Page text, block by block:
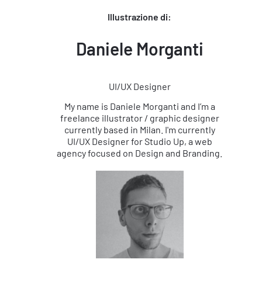
Illustrazione di:
Daniele Morganti
UI/UX Designer
My name is Daniele Morganti and I’m a
freelance illustrator / graphic designer
currently based in Milan. I'm currently
UI/UX Designer for Studio Up, a web
agency focused on Design and Branding.